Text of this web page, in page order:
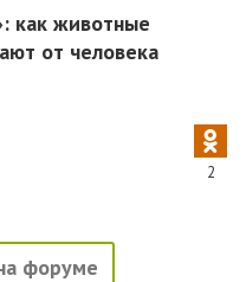
как животные
от человека
2
форуме